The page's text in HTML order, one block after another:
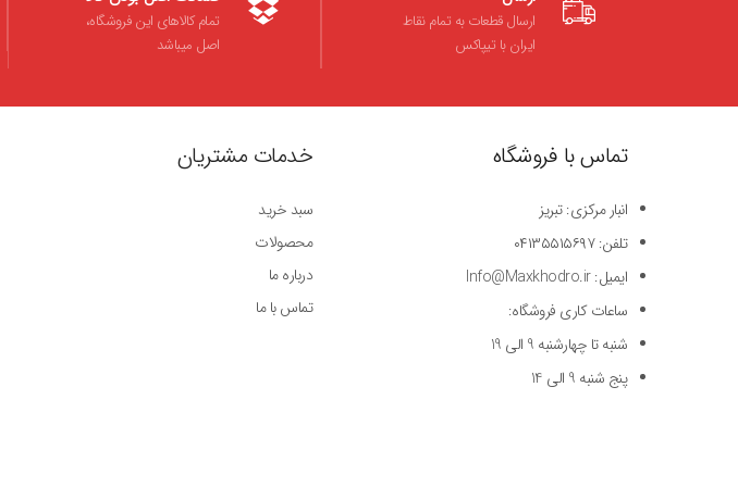
تمام کالاهای این فروشگاه،
اصل میباشد
ارسال قطعات به تمام نقاط
ایران با تیپاکس
خدمات مشتریان
سبد خرید
محصولات
درباره ما
تماس با ما
تماس با فروشگاه
انبار مرکزی: تبریز
تلفن: ۰۴۱۳۵۵۱۵۶۹۷
ایمیل: Info@Maxkhodro.ir
ساعات کاری فروشگاه:
شنبه تا چهارشنبه 9 الی 19
پنج شنبه 9 الی 14